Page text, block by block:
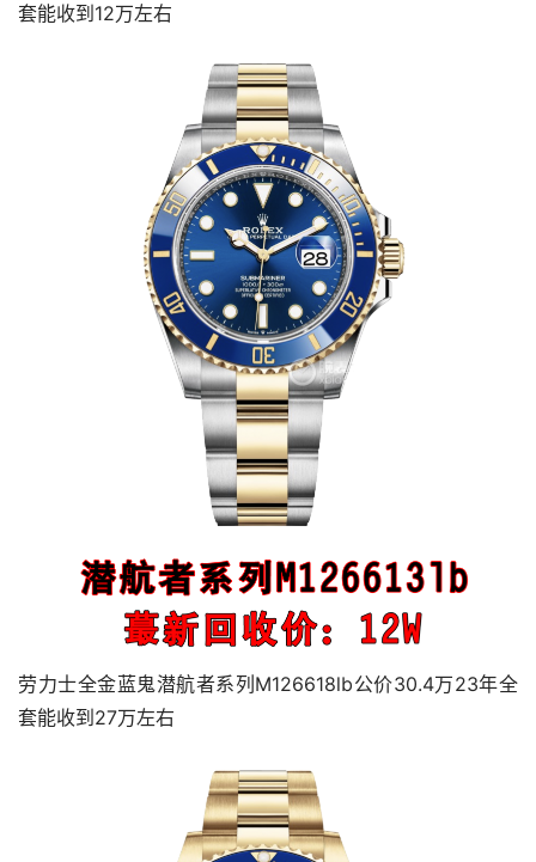
套能收到12万左右
劳力士全金蓝鬼潜航者系列M126618lb公价30.4万23年全
套能收到27万左右